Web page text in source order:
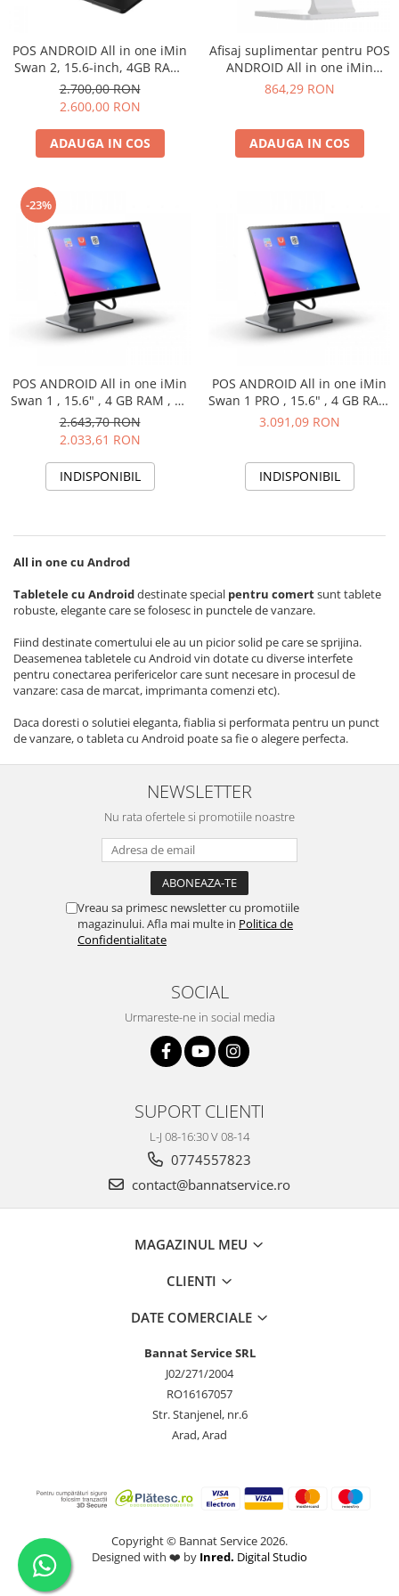
POS ANDROID All in one iMin
Swan 2, 15.6-inch, 4GB RAM,
64GB ROM, Android 13
2.700,00 RON
2.600,00 RON
ADAUGA IN COS
Afisaj suplimentar pentru POS
ANDROID All in one iMin
Swan 1
864,29 RON
ADAUGA IN COS
-23%
POS ANDROID All in one iMin
Swan 1 , 15.6" , 4 GB RAM , 32
GB ROM, WIFI, Bluetooth
2.643,70 RON
2.033,61 RON
INDISPONIBIL
POS ANDROID All in one iMin
Swan 1 PRO , 15.6" , 4 GB RAM
, 64 GB ROM, WIFI, Bluetooth
3.091,09 RON
INDISPONIBIL
All in one cu Androd
Tabletele cu Androiddestinate special pentru comertsunt tablete
robuste, elegante care se folosesc in punctele de vanzare.
Fiind destinate comertului ele au un picior solid pe care se sprijina.
Deasemenea tabletele cu Android vin dotate cu diverse interfete
pentru conectarea perifericelor care sunt necesare in procesul de
vanzare: casa de marcat, imprimanta comenzi etc).
Daca doresti o solutiei eleganta, fiablia si performata pentru un punct
de vanzare, o tableta cu Android poate sa fie o alegere perfecta.
NEWSLETTER
Nu rata ofertele si promotiile noastre
Vreau sa primesc newsletter cu promotiile
magazinului. Afla mai multe in Politica de
Confidentialitate
SOCIAL
Urmareste-ne in social media
SUPORT CLIENTI
L-J 08-16:30 V 08-14
0774557823
contact@bannatservice.ro
MAGAZINUL MEU
CLIENTI
DATE COMERCIALE
Bannat Service SRL
J02/271/2004
RO16167057
Str. Stanjenel, nr.6
Arad, Arad
Copyright © Bannat Service 2026.
Designed with ❤️ by Inred. Digital Studio